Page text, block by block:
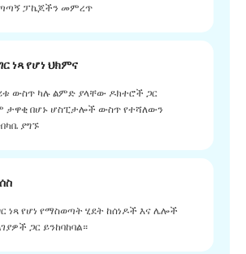
ፓኬጆችን መምረጥ
ነጻ የሆነ ህክምና
ውስጥ ካሉ ልምድ ያላቸው ዶክተሮች ጋር
ታዋቂ በሆኑ ሆስፒታሎች ውስጥ የተሻለውን
ያግኙ
ነጻ የሆነ የማስወጣት ሂደት ከሰነዶች እና ሌሎች
ጋር ይንከባከባል።